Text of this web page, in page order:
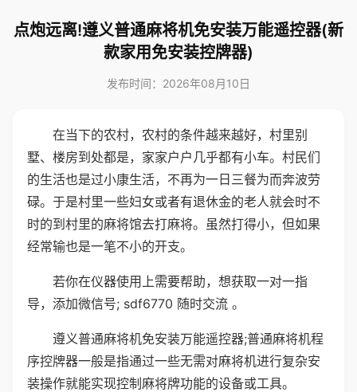
点炮远离!遵义普通麻将机免安装万能遥控器(新
款家用免安装控牌器)
发布时间：2026年08月10日
在当下的农村，农村的条件越来越好，村里别
墅、楼房到处都是，家家户户几乎都有小车。村民们
的生活也是过小康生活，不再为一日三餐为而奔波劳
碌。于是村里一些妇女或者有退休金的老人就会时不
时的到村里的麻将馆去打麻将。虽然打得小，但如果
经常输也是一笔不小的开支。
若你在仪器使用上需要帮助，想获取一对一指
导，添加微信号; sdf6770 随时交流 。
遵义普通麻将机免安装万能遥控器;普通麻将机程
序控牌器一般是指通过一些无需对麻将机进行复杂安
装操作就能实现控制麻将牌功能的设备或工具。